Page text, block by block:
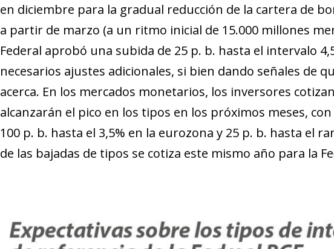
en diciembre para la gradual reducción de la cartera de
a partir de marzo (a un ritmo inicial de 15.000 millones
Federal aprobó una subida de 25 p. b. hasta el intervalo
necesarios ajustes adicionales, si bien dando señales de
acerca. En los mercados monetarios, los inversores
alcanzarán el pico en los tipos en los próximos meses,
100 p. b. hasta el 3,5% en la eurozona y 25 p. b. hasta el
de las bajadas de tipos se cotiza este mismo año para la